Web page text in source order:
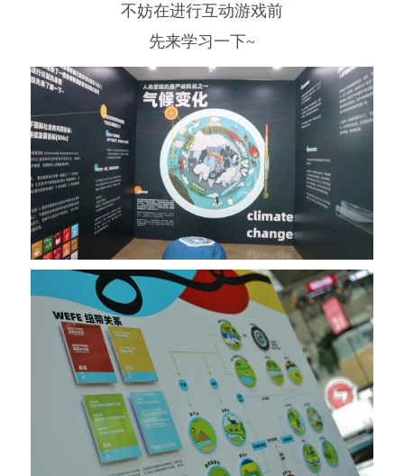
不妨在进行互动游戏前
先来学习一下~